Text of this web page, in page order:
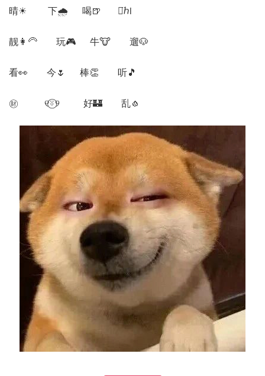
晴☀ 下🌧️ 喝🍺 嗨̈ℎi
靓👩‍🦳 玩🎮 牛🐮 遛🐶
看👀 今🌷 棒👏 听🎵
㊖ ୧⍤⃝୨ 好🏰 乱🧄